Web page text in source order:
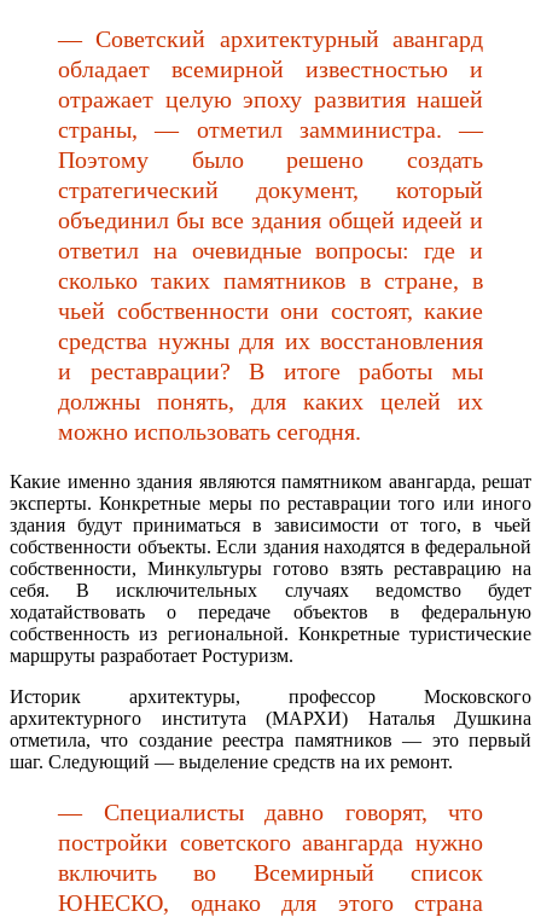
— Советский архитектурный авангард
обладает всемирной известностью и
отражает целую эпоху развития нашей
страны, — отметил замминистра. —
Поэтому было решено создать
стратегический документ, который
объединил бы все здания общей идеей и
ответил на очевидные вопросы: где и
сколько таких памятников в стране, в
чьей собственности они состоят, какие
средства нужны для их восстановления
и реставрации? В итоге работы мы
должны понять, для каких целей их
можно использовать сегодня.
Какие именно здания являются памятником авангарда, решат
эксперты. Конкретные меры по реставрации того или иного
здания будут приниматься в зависимости от того, в чьей
собственности объекты. Если здания находятся в федеральной
собственности, Минкультуры готово взять реставрацию на
себя. В исключительных случаях ведомство будет
ходатайствовать о передаче объектов в федеральную
собственность из региональной. Конкретные туристические
маршруты разработает Ростуризм.
Историк архитектуры, профессор Московского
архитектурного института (МАРХИ) Наталья Душкина
отметила, что создание реестра памятников — это первый
шаг. Следующий — выделение средств на их ремонт.
— Специалисты давно говорят, что
постройки советского авангарда нужно
включить во Всемирный список
ЮНЕСКО, однако для этого страна